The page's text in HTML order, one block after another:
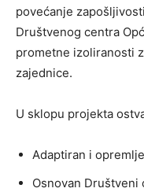
povećanje
Društvenog centra
prometne izoliranosti
zajednice.
U sklopu projekta
Adaptiran i
Osnovan Društveni